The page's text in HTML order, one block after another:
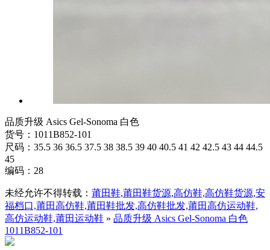
品质升级 Asics Gel-Sonoma 白色
货号：1011B852-101
尺码：35.5 36 36.5 37.5 38 38.5 39 40 40.5 41 42 42.5 43 44 44.5
45
编码：28
未经允许不得转载： 莆田鞋,莆田鞋货源,高仿鞋,高仿鞋货源,安
福档口,莆田高仿鞋,莆田鞋批发,高仿鞋批发,莆田高仿运动鞋,
高仿运动鞋,莆田运动鞋 » 品质升级 Asics Gel-Sonoma 白色
1011B852-101